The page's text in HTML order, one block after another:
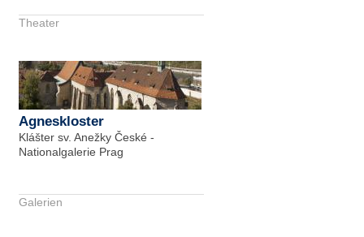
Theater
Agneskloster
Klášter sv. Anežky České -
Nationalgalerie Prag
Galerien